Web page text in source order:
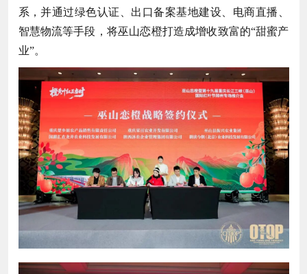
系，并通过绿色认证、出口备案基地建设、电商直播、
智慧物流等手段，将巫山恋橙打造成增收致富的“甜蜜产
业”。